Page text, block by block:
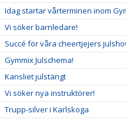
Idag startar vårterminen inom
Vi söker barnledare!
Succé för våra cheertjejers
Gymmix Julschema!
Kansliet julstängt
Vi söker nya instruktörer!
Trupp-silver i Karlskoga